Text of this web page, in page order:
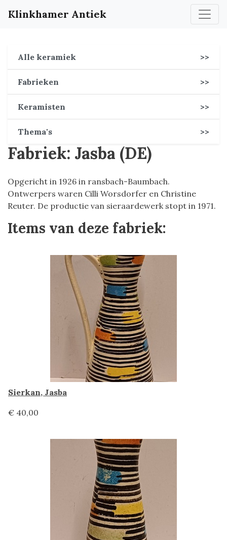
Klinkhamer Antiek
Alle keramiek >>
Fabrieken >>
Keramisten >>
Thema's >>
Fabriek: Jasba (DE)
Opgericht in 1926 in ransbach-Baumbach.
Ontwerpers waren Cilli Worsdorfer en Christine
Reuter. De productie van sieraardewerk stopt in 1971.
Items van deze fabriek:
Sierkan, Jasba
€ 40,00